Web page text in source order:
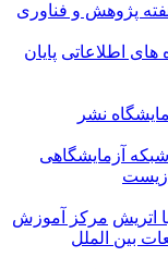
پژوهش و فناوری
های اطلاعاتی پایان
نشر
آزمایشگاهی
مرکز آموزش
بین الملل